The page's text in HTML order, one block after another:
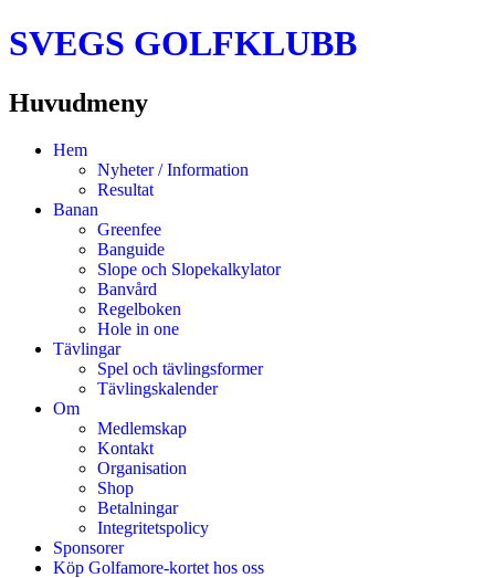
SVEGS GOLFKLUBB
Huvudmeny
HoppaHem
Nyheter / Information
Resultat
Banan
Greenfee
Banguide
Slope och Slopekalkylator
Banvård
Regelboken
Hole in one
Tävlingar
Spel och tävlingsformer
Tävlingskalender
Om
Medlemskap
Kontakt
Organisation
Shop
Betalningar
Integritetspolicy
Sponsorer
Köp Golfamore-kortet hos oss